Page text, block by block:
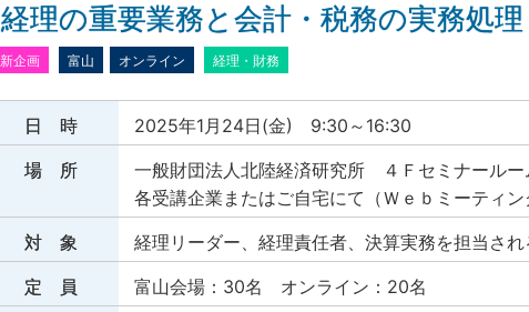
経理の重要業務と会計・税務の実務処理
新企画 富山 オンライン 経理・財務
日 時
2025年1月24日(金) 9:30～16:30
場 所
一般財団法人北陸経済研究所 ４Ｆセミナールー
各受講企業またはご自宅にて（Ｗｅｂミーティ
対 象
経理リーダー、経理責任者、決算実務を担当さ
定 員
富山会場：30名 オンライン：20名